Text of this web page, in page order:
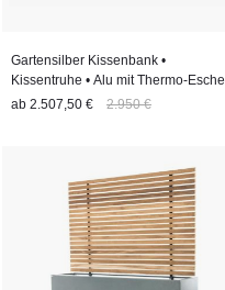
Gartensilber Kissenbank •
Kissentruhe • Alu mit Thermo-Esche
ab 2.507,50 € 2.950 €